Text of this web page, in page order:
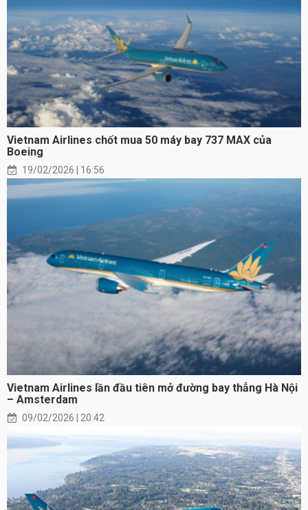
Vietnam Airlines chốt mua 50 máy bay 737 MAX của
Boeing
19/02/2026 | 16:56
Vietnam Airlines lần đầu tiên mở đường bay thẳng Hà Nội
– Amsterdam
09/02/2026 | 20:42